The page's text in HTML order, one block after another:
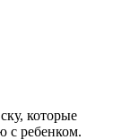
которые
с ребенком.